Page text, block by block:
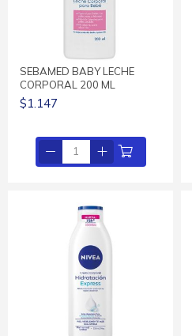
SEBAMED BABY LECHE
CORPORAL 200 ML
$1.147